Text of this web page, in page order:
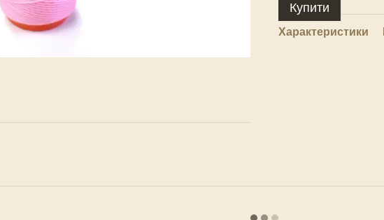
Купити
Характеристики